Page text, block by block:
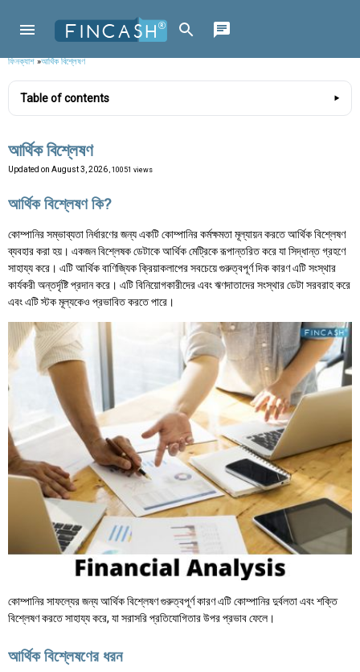
ফিনক্যাশ»আর্থিক বিশ্লেষণ
Table of contents
আর্থিক বিশ্লেষণ
Updated on August 3, 2026 , 10051 views
আর্থিক বিশ্লেষণ কি?
কোম্পানির সম্ভাব্যতা নির্ধারণের জন্য একটি কোম্পানির কর্মক্ষমতা মূল্যায়ন করতে আর্থিক বিশ্লেষণ
ব্যবহার করা হয়। একজন বিশ্লেষক ডেটাকে আর্থিক মেট্রিকে রূপান্তরিত করে যা সিদ্ধান্ত গ্রহণে
সাহায্য করে। এটি আর্থিক বাণিজ্যিক ক্রিয়াকলাপের সবচেয়ে গুরুত্বপূর্ণ দিক কারণ এটি সংস্থার
কার্যকরী অন্তর্দৃষ্টি প্রদান করে। এটি বিনিয়োগকারীদের এবং ঋণদাতাদের সংস্থার ডেটা সরবরাহ করে
এবং এটি স্টক মূল্যকেও প্রভাবিত করতে পারে।
কোম্পানির সাফল্যের জন্য আর্থিক বিশ্লেষণ গুরুত্বপূর্ণ কারণ এটি কোম্পানির দুর্বলতা এবং শক্তি
বিশ্লেষণ করতে সাহায্য করে, যা সরাসরি প্রতিযোগিতার উপর প্রভাব ফেলে।
আর্থিক বিশ্লেষণের ধরন